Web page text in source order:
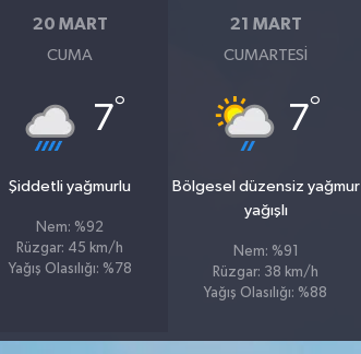
20 MART
CUMA
7°
Şiddetli yağmurlu
Nem: %92
Rüzgar: 45 km/h
Yağış Olasılığı: %78
21 MART
CUMARTESI
7°
Bölgesel düzensiz yağmur
yağışlı
Nem: %91
Rüzgar: 38 km/h
Yağış Olasılığı: %88